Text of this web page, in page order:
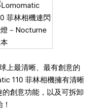
上最清晰、最有創意的
110 菲林相機擁有清晰
創意功能，以及可拆卸